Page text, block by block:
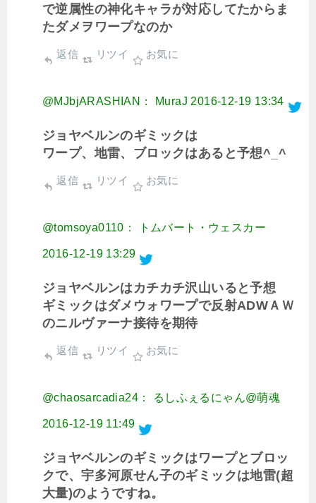
で逆属性の神化キャラが対応してたからま
たダメヲワープなのか
返信 リツイ お気に
@MJbjARASHIAN： MuraJ 2016-12-19 13:34
ジョヤベルンのギミックは
ワープ、地雷、ブロックはあると予想^_^
返信 リツイ お気に
@tomsoya0110： トムバート・ウェスカー
2016-12-19 13:29
ジョヤベルンはカチカチ沢山いると予想
ギミックはダメウォワープで反射ADWＡＷ
のニルヴァーナ接待を期待
返信 リツイ お気に
@chaosarcadia24： るしふぇるにゃん@萌魂
2016-12-19 11:49
ジョヤベルンのギミックはワープとブロッ
クで、宇多河原せん子のギミックは地雷(超
大量)のようですね。